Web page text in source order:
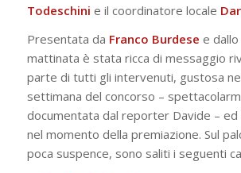
Todeschini e il coordinatore locale
Presentata da Franco Burdese e
mattinata è stata ricca di messaggio
parte di tutti gli intervenuti, gustosa
settimana del concorso –
documentata dal reporter Davide –
nel momento della premiazione. Sul
poca suspence, sono saliti i seguenti